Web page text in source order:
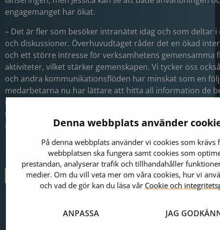
Denna webbplats använder
På denna webbplats använder vi cookies som krävs
webbplatsen ska fungera samt cookies som
prestandan, analyserar trafik och tillhandahåller
medier. Om du vill veta mer om våra cookies, hur vi
och vad de gör kan du läsa vår Cookie och
ANPASSA JAG
engagemanget har ökat.
– Det är fler som besöker intranätet idag och som deltar
och diskussioner. Överhuvudtaget råder det en ökad
och ett större intresse för verksamhetens gemensamma
aktiviteter, vilket stärker gemenskapen. Vi tycker oss
och andra kommunikationsflöden har minskat som en
medarbetarna nu har lättare att hitta all information de
intranätet. Den ökade användningen beror nog också till
tillgängligheten förbättrats med betydligt enklare
mobilt gränssnitt, säger Jessica.
Dela gärna detta på